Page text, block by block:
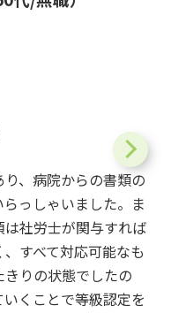
、病院からの書類の
っしゃいました。ま
社労士が関与すれば
すべて対応可能なも
りの状態でしたの
くことで等級認定を